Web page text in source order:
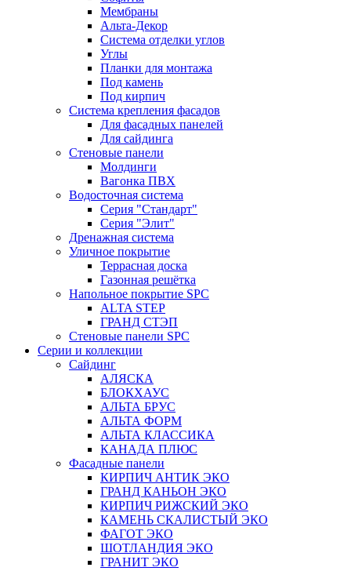
Мембраны
Альта-Декор
Система отделки углов
Углы
Планки для монтажа
Под камень
Под кирпич
Система крепления фасадов
Для фасадных панелей
Для сайдинга
Стеновые панели
Молдинги
Вагонка ПВХ
Водосточная система
Серия "Стандарт"
Серия "Элит"
Дренажная система
Уличное покрытие
Террасная доска
Газонная решётка
Напольное покрытие SPC
ALTA STEP
ГРАНД СТЭП
Стеновые панели SPC
Серии и коллекции
Сайдинг
АЛЯСКА
БЛОКХАУС
АЛЬТА БРУС
АЛЬТА ФОРМ
АЛЬТА КЛАССИКА
КАНАДА ПЛЮС
Фасадные панели
КИРПИЧ АНТИК ЭКО
ГРАНД КАНЬОН ЭКО
КИРПИЧ РИЖСКИЙ ЭКО
КАМЕНЬ СКАЛИСТЫЙ ЭКО
ФАГОТ ЭКО
ШОТЛАНДИЯ ЭКО
ГРАНИТ ЭКО